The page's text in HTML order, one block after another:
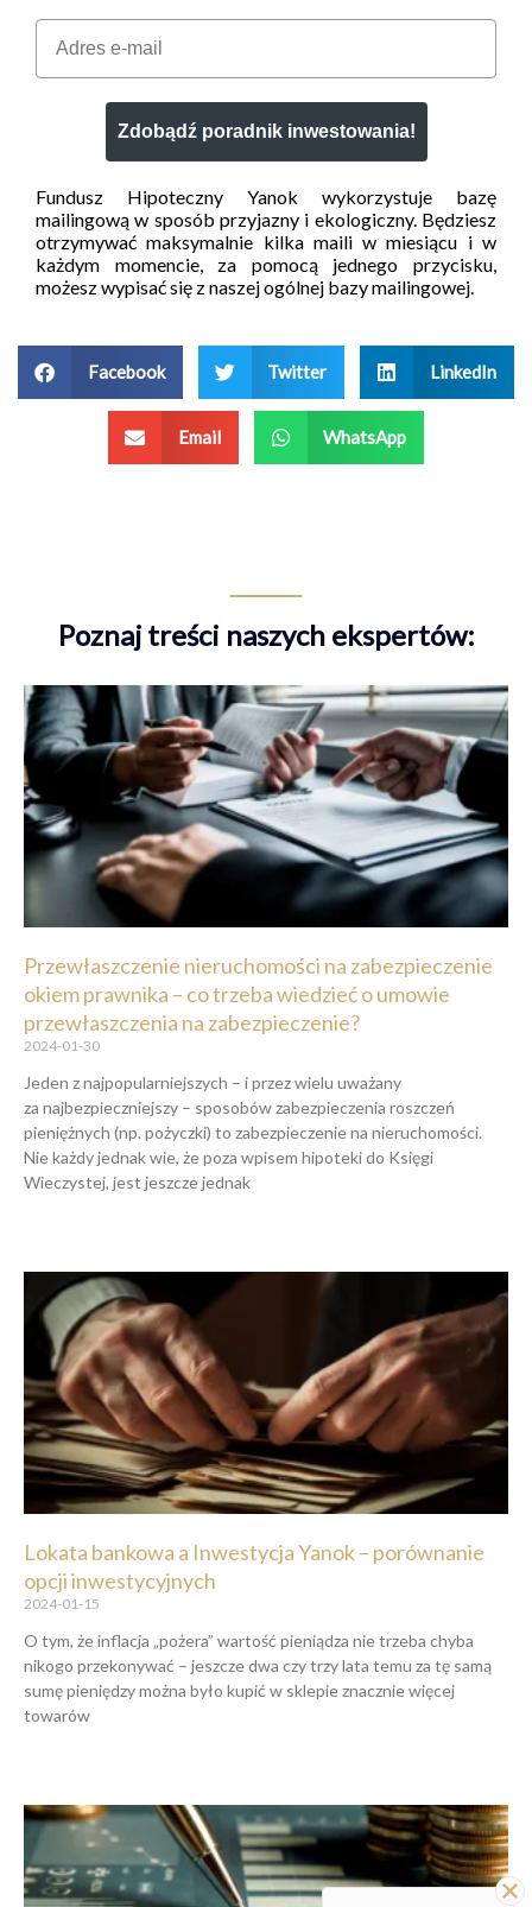
Email
Zdobądź poradnik inwestowania!
Fundusz Hipoteczny Yanok wykorzystuje bazę
mailingową w sposób przyjazny i ekologiczny. Będziesz
otrzymywać maksymalnie kilka maili w miesiącu i w
każdym momencie, za pomocą jednego przycisku,
możesz wypisać się z naszej ogólnej bazy mailingowej.
Facebook Twitter LinkedIn
Email WhatsApp
Poznaj treści naszych ekspertów:
Przewłaszczenie nieruchomości na zabezpieczenie
okiem prawnika – co trzeba wiedzieć o umowie
przewłaszczenia na zabezpieczenie?
2024-01-30
Jeden z najpopularniejszych – i przez wielu uważany
za najbezpieczniejszy – sposobów zabezpieczenia roszczeń
pieniężnych (np. pożyczki) to zabezpieczenie na nieruchomości.
Nie każdy jednak wie, że poza wpisem hipoteki do Księgi
Wieczystej, jest jeszcze jednak
Lokata bankowa a Inwestycja Yanok – porównanie
opcji inwestycyjnych
2024-01-15
O tym, że inflacja „pożera” wartość pieniądza nie trzeba chyba
nikogo przekonywać – jeszcze dwa czy trzy lata temu za tę samą
sumę pieniędzy można było kupić w sklepie znacznie więcej
towarów